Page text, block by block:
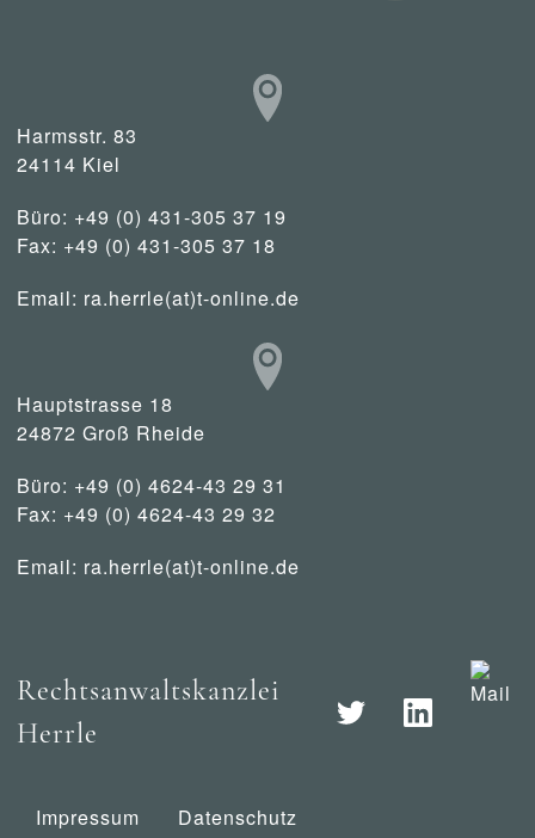
Harmsstr. 83
24114 Kiel
Büro: +49 (0) 431-305 37 19
Fax: +49 (0) 431-305 37 18
Email: ra.herrle(at)t-online.de
Hauptstrasse 18
24872 Groß Rheide
Büro: +49 (0) 4624-43 29 31
Fax: +49 (0) 4624-43 29 32
Email: ra.herrle(at)t-online.de
Rechtsanwaltskanzlei
Herrle
Impressum Datenschutz